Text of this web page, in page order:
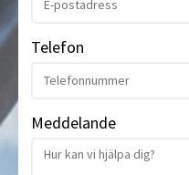
Telefon
Meddelande